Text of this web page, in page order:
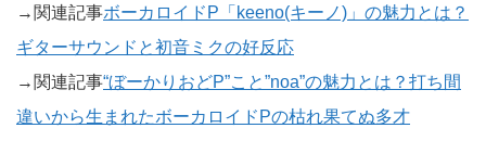
→関連記事ボーカロイドP「keeno(キーノ)」の魅力とは？
ギターサウンドと初音ミクの好反応
→関連記事“ぼーかりおどP”こと”noa”の魅力とは？打ち間
違いから生まれたボーカロイドPの枯れ果てぬ多才